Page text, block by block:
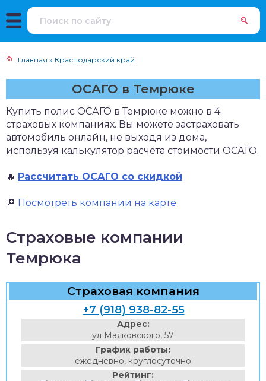
Главная » Краснодарский край
ОСАГО в Темрюке
Купить полис ОСАГО в Темрюке можно в 4
страховых компаниях. Вы можете застраховать
автомобиль онлайн, не выходя из дома,
используя калькулятор расчёта стоимости ОСАГО.
🔥 Рассчитать ОСАГО со скидкой
🔎 Посмотреть компании на карте
Страховые компании
Темрюка
Страховая компания
+7 (918) 938-82-55
Адрес:
ул Маяковского, 57
График работы:
ежедневно, круглосуточно
Рейтинг: